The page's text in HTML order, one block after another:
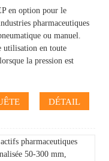
en option pour le
pharmaceutiques
ou manuel.
utilisation en toute
la pression est
DÉTAIL